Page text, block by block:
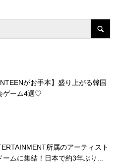
がお手本】盛り上がる韓国
ゲーム4選♡
所属のアーティスト
ームに集結！日本で約3年ぶり...